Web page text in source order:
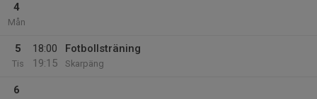
4
Mån
5
Tis
18:00
19:15
Fotbollsträning
Skarpäng
6